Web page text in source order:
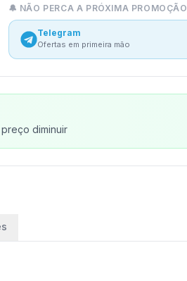
🔔 NÃO PERCA A PRÓXIMA PROMOÇÃO
Telegram
Ofertas em primeira mão
diminuir